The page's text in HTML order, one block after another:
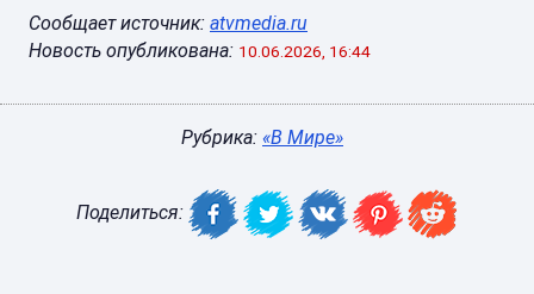
Сообщает источник: atvmedia.ru
Новость опубликована: 10.06.2026, 16:44
Рубрика: «В Мире»
Поделиться: